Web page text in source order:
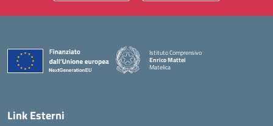
Istituto Comprensivo
Enrico Mattei
Matelica
Link Esterni